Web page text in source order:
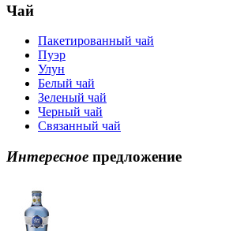
Чай
Пакетированный чай
Пуэр
Улун
Белый чай
Зеленый чай
Черный чай
Связанный чай
Интересное предложение